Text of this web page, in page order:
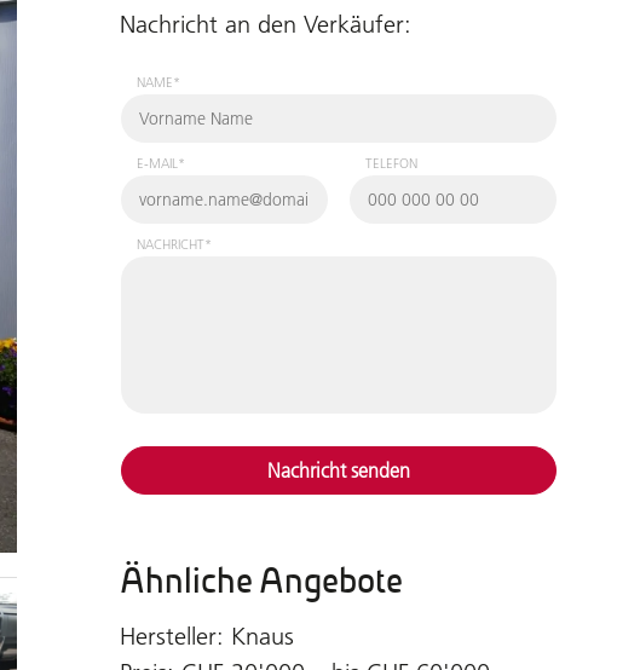
Nachricht an den Verkäufer:
NAME*
E-MAIL* TELEFON
NACHRICHT*
Nachricht senden
Ähnliche Angebote
Hersteller: Knaus